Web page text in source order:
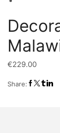
€229.00
Share: